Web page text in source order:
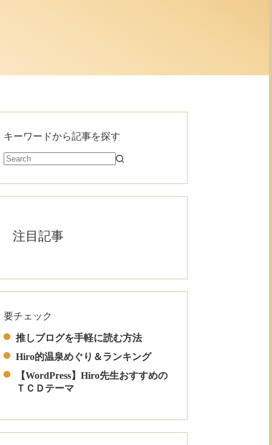
キーワードから記事を探す
注目記事
要チェック
推しブログを手軽に読む方法
Hiro的温泉めぐり＆ランキング
【WordPress】Hiro先生おすすめの
ＴＣＤテーマ